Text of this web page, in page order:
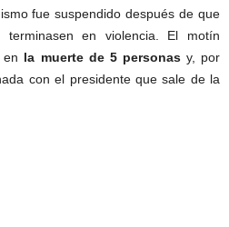
fue suspendido después de que
terminasen en violencia. El motín
la muerte de 5 personasy, por
con el presidente que sale de la